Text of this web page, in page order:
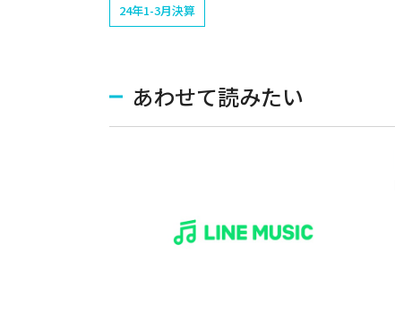
24年1-3月決算
あわせて読みたい